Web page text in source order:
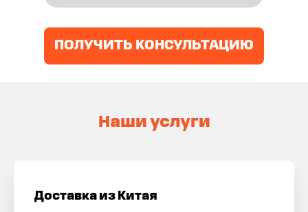
ПОЛУЧИТЬ КОНСУЛЬТАЦИЮ
Наши услуги
Доставка из Китая